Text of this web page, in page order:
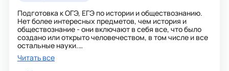
Подготовка к ОГЭ, ЕГЭ по истории и обществознанию.
Нет более интересных предметов, чем история и
обществознание - они включают в себя все, что было
создано или открыто человечеством, в том числе и все
остальные науки.
Я помогу вам не потеряться в океане фактов, дам
возможность плыть легко и радостно, через тернии - к
Читать все